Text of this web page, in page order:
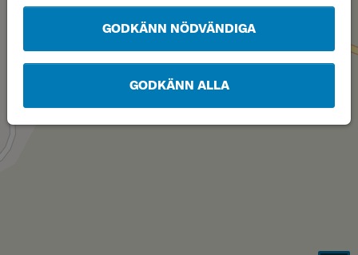
GODKÄNN NÖDVÄNDIGA
GODKÄNN ALLA